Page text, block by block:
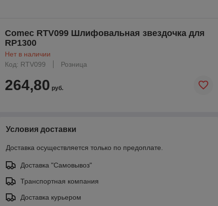
Comec RTV099 Шлифовальная звездочка для
RP1300
Нет в наличии
Код: RTV099
Розница
264,80 руб.
Условия доставки
Доставка осуществляется только по предоплате.
Доставка "Самовывоз"
Транспортная компания
Доставка курьером